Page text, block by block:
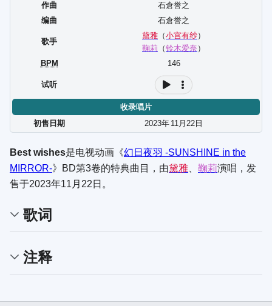
作曲
石倉誉之
编曲
石倉誉之
歌手
黛雅 （小宫有纱）
鞠莉 （铃木爱奈 ）
BPM
146
试听
收录唱片
初售日期
2023年 11月 22 日
Best wishes是电视动画《幻日夜羽 -SUNSHINE in the
MIRROR-》BD第3卷的特典曲目，由黛雅 鞠莉演唱，发
售于2023年11月22日。
歌词
注释